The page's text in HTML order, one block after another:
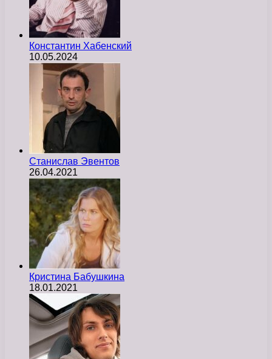
Константин Хабенский
10.05.2024
Станислав Эвентов
26.04.2021
Кристина Бабушкина
18.01.2021